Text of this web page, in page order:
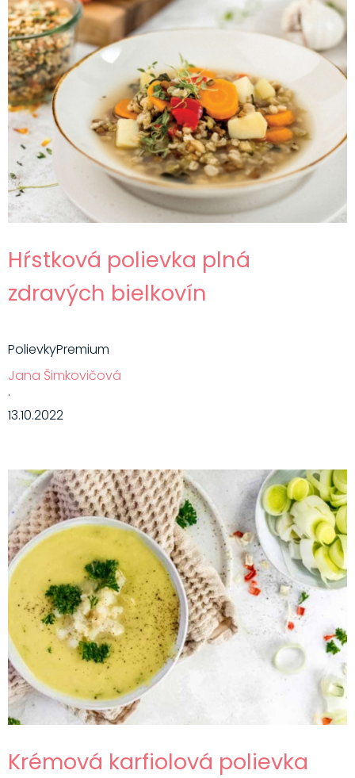
Hŕstková polievka plná
zdravých bielkovín
PolievkyPremium
Jana Šimkovičová
·
13.10.2022
Krémová karfiolová polievka